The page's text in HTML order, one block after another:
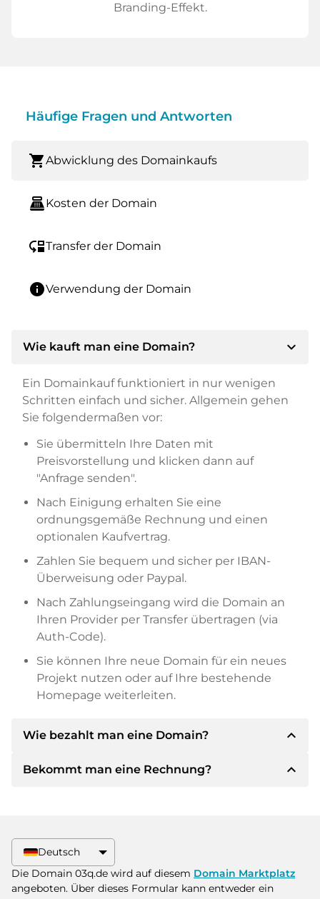
Branding-Effekt.
Häufige Fragen und Antworten
shopping_cartAbwicklung des Domainkaufs
point_of_saleKosten der Domain
move_downTransfer der Domain
infoVerwendung der Domain
Wie kauft man eine Domain? expand_more
Ein Domainkauf funktioniert in nur wenigen
Schritten einfach und sicher. Allgemein gehen
Sie folgendermaßen vor:
Sie übermitteln Ihre Daten mit
Preisvorstellung und klicken dann auf
"Anfrage senden".
Nach Einigung erhalten Sie eine
ordnungsgemäße Rechnung und einen
optionalen Kaufvertrag.
Zahlen Sie bequem und sicher per IBAN-
Überweisung oder Paypal.
Nach Zahlungseingang wird die Domain an
Ihren Provider per Transfer übertragen (via
Auth-Code).
Sie können Ihre neue Domain für ein neues
Projekt nutzen oder auf Ihre bestehende
Homepage weiterleiten.
Wie bezahlt man eine Domain? expand_less
Nach einer Einigung wird der Inhaber Ihnen die
Zahlungsmethoden anbieten.
Bitte geben Sie bei der Überweisung immer
den Domainnamen und die
Bekommt man eine Rechnung? expand_less
größeren Kaufpreisen bekommen Sie auf
Wunsch auch einen zusätzlichen Kaufvertrag.
Deutsch
Die Domain 03q.de wird auf diesem Domain Marktplatz
angeboten. Über dieses Formular kann entweder ein